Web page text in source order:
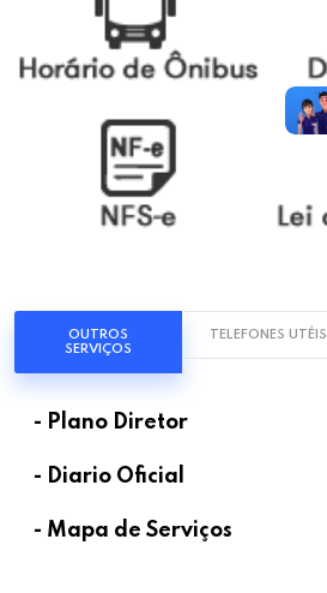
OUTROS
SERVIÇOS
TELEFONES UTÉIS
- Plano Diretor
- Diario Oficial
- Mapa de Serviços